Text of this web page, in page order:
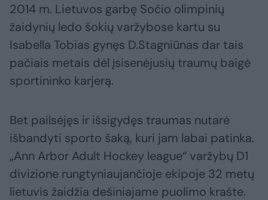
2014 m. Lietuvos garbę Sočio olimpinių
žaidynių ledo šokių varžybose kartu su
Isabella Tobias gynęs D.Stagniūnas dar tais
pačiais metais dėl įsisenėjusių traumų baigė
sportininko karjerą.
Bet pailsėjęs ir išsigydęs traumas nutarė
išbandyti sporto šaką, kuri jam labai patinka.
„Ann Arbor Adult Hockey league“ varžybų D1
divizione rungtyniaujančioje ekipoje 32 metų
lietuvis žaidžia dešiniajame puolimo krašte.